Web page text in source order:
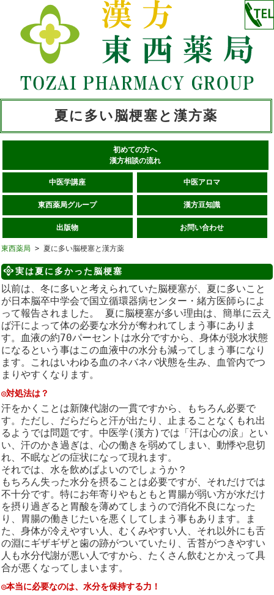
夏に多い脳梗塞と漢方薬
初めての方へ
漢方相談の流れ
中医学講座 中医アロマ
東西薬局グループ 漢方豆知識
出版物 お問い合わせ
東西薬局 > 夏に多い脳梗塞と漢方薬
実は夏に多かった脳梗塞
以前は、冬に多いと考えられていた脳梗塞が、夏に多いこと
が日本脳卒中学会で国立循環器病センター・緒方医師らによ
って報告されました。 夏に脳梗塞が多い理由は、簡単に云え
ば汗によって体の必要な水分が奪われてしまう事にありま
す。血液の約70パーセントは水分ですから、身体が脱水状態
になるという事はこの血液中の水分も減ってしまう事になり
ます。これはいわゆる血のネバネバ状態を生み、血管内でつ
まりやすくなります。
◎対処法は？
汗をかくことは新陳代謝の一貫ですから、もちろん必要で
す。ただし、だらだらと汗が出たり、止まることなくもれ出
るようでは問題です。中医学(漢方)では「汗は心の涙」とい
い、汗のかき過ぎは、心の働きを弱めてしまい、動悸や息切
れ、不眠などの症状になって現れます。
それでは、水を飲めばよいのでしょうか？
もちろん失った水分を摂ることは必要ですが、それだけでは
不十分です。特にお年寄りやもともと胃腸が弱い方が水だけ
を摂り過ぎると胃酸を薄めてしまうので消化不良になった
り、胃腸の働きじたいを悪くしてしまう事もあります。ま
た、身体が冷えやすい人、むくみやすい人、それ以外にも舌
の淵にギザギザと歯の跡がついていたり、舌苔がつきやすい
人も水分代謝が悪い人ですから、たくさん飲むとかえって具
合が悪くなってしまいます。
◎本当に必要なのは、水分を保持する力！